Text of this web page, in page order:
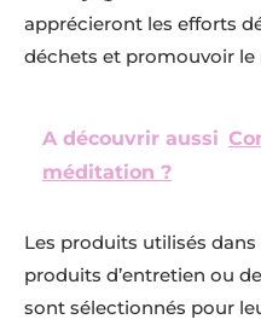
apprécieront les efforts
déchets et promouvoir le
A découvrir aussi
méditation ?
Les produits utilisés dans
produits d’entretien ou
sont sélectionnés pour